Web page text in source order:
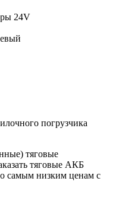
24V
погрузчика
тяговые
тяговые АКБ
самым низким ценам с